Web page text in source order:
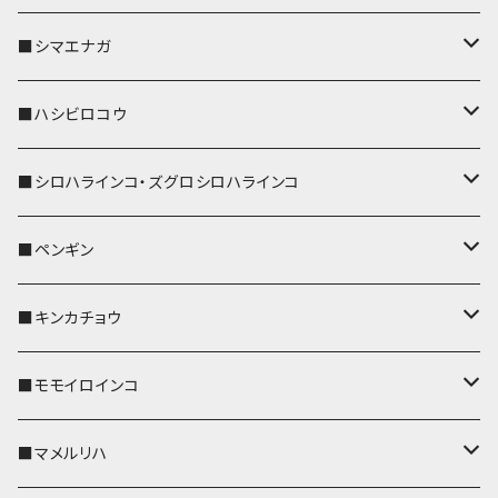
リールのみ
ストラップ付
IDカードホルダー
キーケース
名刺入れ・カードケース
コインケース
メガネケース
ポシェット・バッグ
帆布・デニム
Apple Watchバンド
リール付きストラップ
リールのみ
ストラップ付
キーケース
名刺入れ・カードケース
メガネケース
IDカードホルダー
ポシェット・バッグ
帆布・デニム
ポーチ
パスケース
IDカードホルダー
リール付きストラップ
リールのみ
ストラップ付
キーケース
名刺入れ・カードケース
ポシェット・バッグ
帆布・デニム
ポーチ
キーホルダー
パスケース
リール付きストラップ
リールのみ
ストラップ付
メガネケース
コインケース
IDカードホルダー
ポーチ
キーカバー
キーホルダー
パスケース
リール付きストラップ
リールのみ
ストラップ付
IDカードホルダー
メガネケース
コインケース
■シマエナガ
キーカバー
キーホルダー
パスケース
IDカードホルダー
リール付きストラップ
リールのみ
キーケース
■ハシビロコウ
キーカバー
キーホルダー
リール付きストラップ
リールのみ
ストラップ付
レザートレイ
パスケース
■シロハラインコ・ズグロシロハラインコ
キーカバー
キーホルダー
リール付きストラップ
リールのみ
パスケース
■ペンギン
キーカバー
キーホルダー
パスケース
■キンカチョウ
キーカバー
AppleWatchバンド
■モモイロインコ
キーカバー
■マメルリハ